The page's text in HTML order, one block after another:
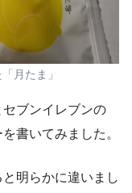
月たま」
ブンイレブンの
書いてみました。
明らかに違いまし